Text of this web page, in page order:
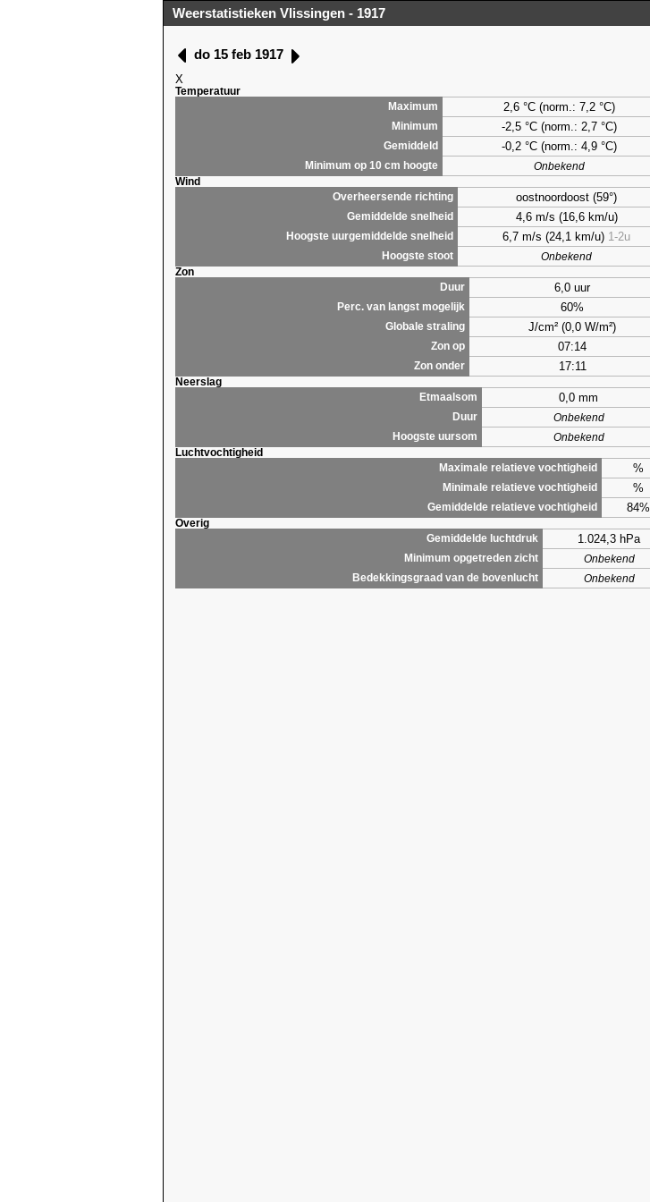
Weerstatistieken Vlissingen - 1917
do 15 feb 1917
X
Temperatuur
Maximum
2,6°C (norm.: 7,2 °C)
Minimum -2,5 °C (norm.: 2,7 °C)
Gemiddeld -0,2 °C (norm.: 4,9 °C)
Minimum op 10 cm hoogte
Onbekend
Wind
Overheersende richting
oostnoordoost (59°)
Gemiddelde snelheid 4,6 m/s (16,6 km/u)
Hoogste uurgemiddelde snelheid 6,7 m/s (24,1 km/u) 1-2u
Hoogste stoot
Onbekend
Zon
Duur
6,0 uur
Perc. van langst mogelijk 60%
Globale straling J/cm² (0,0 W/m²)
Zon op 07:14
Zon onder 17:11
Neerslag
Etmaalsom
0,0 mm
Duur
Onbekend
Hoogste uursom
Onbekend
Luchtvochtigheid
Maximale relatieve vochtigheid
%
Minimale relatieve vochtigheid %
Gemiddelde relatieve vochtigheid 84%
Overig
Gemiddelde luchtdruk
1.024,3 hPa
Minimum opgetreden zicht
Onbekend
Bedekkingsgraad van de bovenlucht
Onbekend